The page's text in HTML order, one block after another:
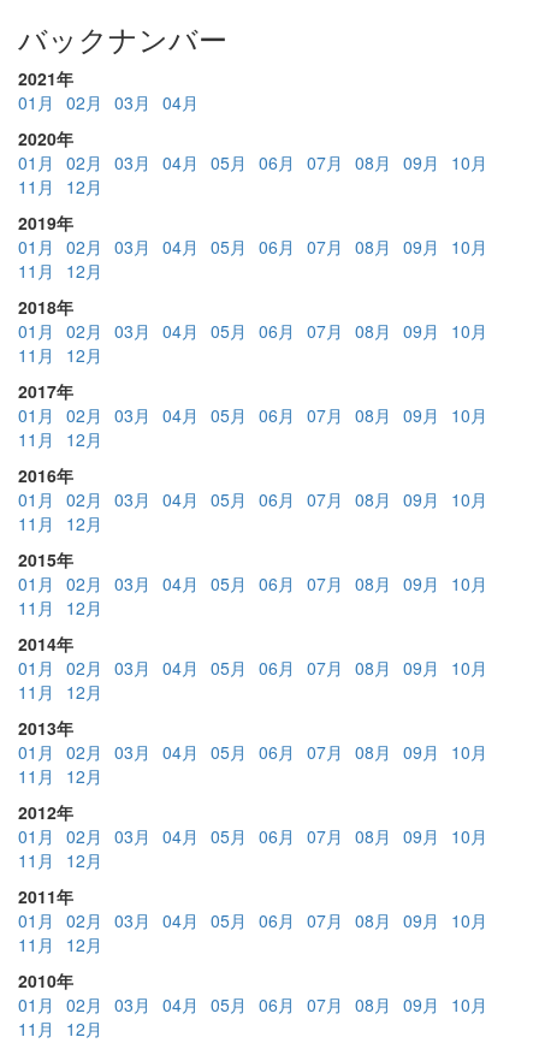
バックナンバー
2021年
01月
02月 03月
04月
2020年
01月
02月 03月 04月 05月 06月 07月 08月 09月
10月
11月
12月
2019年
01月
02月 03月 04月 05月 06月 07月 08月 09月
10月
11月
12月
2018年
01月
02月 03月 04月 05月 06月 07月 08月 09月
10月
11月
12月
2017年
01月
02月 03月 04月 05月 06月 07月 08月 09月
10月
11月
12月
2016年
01月
02月 03月 04月 05月 06月 07月 08月 09月
10月
11月
12月
2015年
01月
02月 03月 04月 05月 06月 07月 08月 09月
10月
11月
12月
2014年
01月
02月 03月 04月 05月 06月 07月 08月 09月
10月
11月
12月
2013年
01月
02月 03月 04月 05月 06月 07月 08月 09月
10月
11月
12月
2012年
01月
02月 03月 04月 05月 06月 07月 08月 09月
10月
11月
12月
2011年
01月
02月 03月 04月 05月 06月 07月 08月 09月
10月
11月
12月
2010年
01月
02月 03月 04月 05月 06月 07月 08月 09月
10月
11月
12月